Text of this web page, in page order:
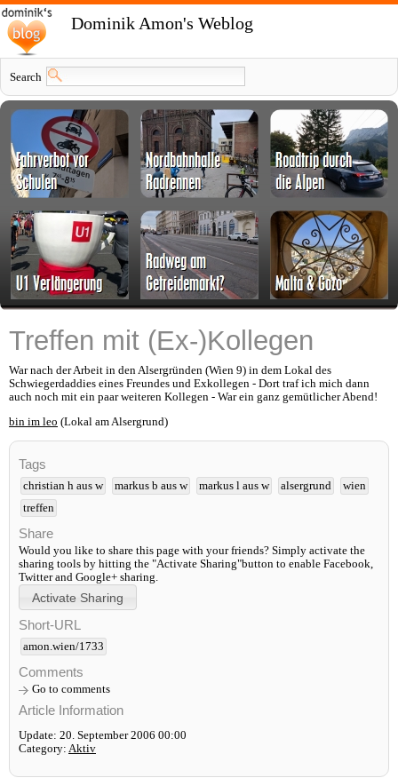
Dominik Amon's Weblog
Search
Treffen mit (Ex-)Kollegen
War nach der Arbeit in den Alsergründen (Wien 9) in dem Lokal des
Schwiegerdaddies eines Freundes und Exkollegen - Dort traf ich mich dann
auch noch mit ein paar weiteren Kollegen - War ein ganz gemütlicher Abend!
bin im leo (Lokal am Alsergrund)
Tags
christian h aus w markus b aus w markus l aus w alsergrund
wien
treffen
Share
Would you like to share this page with your friends? Simply activate the
sharing tools by hitting the "Activate Sharing"button to enable Facebook,
Twitter and Google+ sharing.
Short-URL
amon.wien/1733
Comments
Go to comments
Article Information
Update: 20. September 2006 00:00
Category: Aktiv